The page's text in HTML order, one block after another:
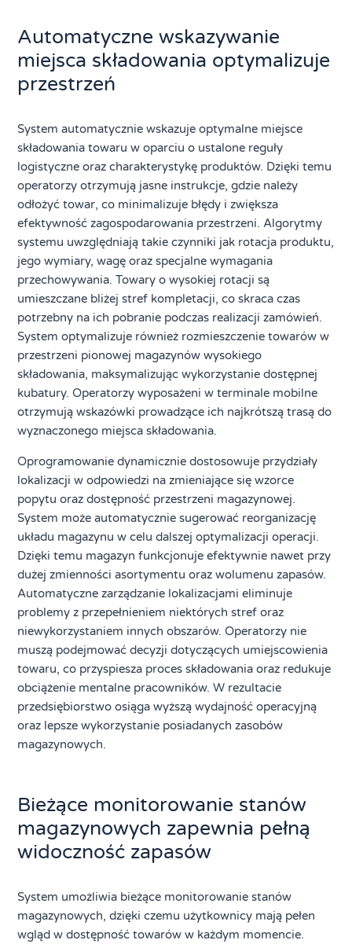
Automatyczne wskazywanie
miejsca składowania optymalizuje
przestrzeń
System automatycznie wskazuje optymalne miejsce
składowania towaru w oparciu o ustalone reguły
logistyczne oraz charakterystykę produktów. Dzięki temu
operatorzy otrzymują jasne instrukcje, gdzie należy
odłożyć towar, co minimalizuje błędy i zwiększa
efektywność zagospodarowania przestrzeni. Algorytmy
systemu uwzględniają takie czynniki jak rotacja produktu,
jego wymiary, wagę oraz specjalne wymagania
przechowywania. Towary o wysokiej rotacji są
umieszczane bliżej stref kompletacji, co skraca czas
potrzebny na ich pobranie podczas realizacji zamówień.
System optymalizuje również rozmieszczenie towarów w
przestrzeni pionowej magazynów wysokiego
składowania, maksymalizując wykorzystanie dostępnej
kubatury. Operatorzy wyposażeni w terminale mobilne
otrzymują wskazówki prowadzące ich najkrótszą trasą do
wyznaczonego miejsca składowania.
Oprogramowanie dynamicznie dostosowuje przydziały
lokalizacji w odpowiedzi na zmieniające się wzorce
popytu oraz dostępność przestrzeni magazynowej.
System może automatycznie sugerować reorganizację
układu magazynu w celu dalszej optymalizacji operacji.
Dzięki temu magazyn funkcjonuje efektywnie nawet przy
dużej zmienności asortymentu oraz wolumenu zapasów.
Automatyczne zarządzanie lokalizacjami eliminuje
problemy z przepełnieniem niektórych stref oraz
niewykorzystaniem innych obszarów. Operatorzy nie
muszą podejmować decyzji dotyczących umiejscowienia
towaru, co przyspiesza proces składowania oraz redukuje
obciążenie mentalne pracowników. W rezultacie
przedsiębiorstwo osiąga wyższą wydajność operacyjną
oraz lepsze wykorzystanie posiadanych zasobów
magazynowych.
Bieżące monitorowanie stanów
magazynowych zapewnia pełną
widoczność zapasów
System umożliwia bieżące monitorowanie stanów
magazynowych, dzięki czemu użytkownicy mają pełen
wgląd w dostępność towarów w każdym momencie.